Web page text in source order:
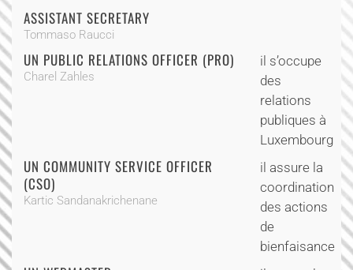
ASSISTANT SECRETARY
Tommaso Raucci
UN PUBLIC RELATIONS OFFICER (PRO)
Charel Zahles
il s’occupe
des
relations
publiques à
Luxembourg
UN COMMUNITY SERVICE OFFICER
(CSO)
Kartic Sandanakrichenane
il assure la
coordination
des actions
de
bienfaisance